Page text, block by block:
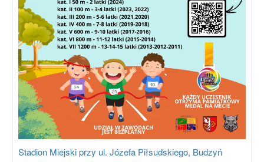
Stadion Miejski przy ul. Józefa Piłsudskiego, Budzyń